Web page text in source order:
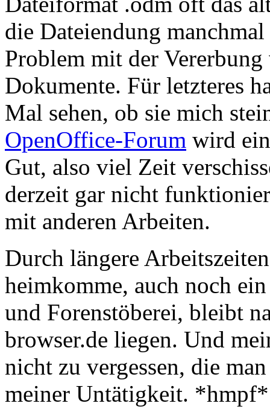
die Dateiendung
Problem mit der
Dokumente. Für letzteres
Mal sehen, ob sie mich
OpenOffice-Forum wird
Gut, also viel Zeit
derzeit gar nicht
mit anderen Arbeiten.
Durch längere
heimkomme, auch noch
und Forenstöberei, bleibt
browser.de liegen. Und
nicht zu vergessen, die
meiner Untätigkeit. *hmpf*